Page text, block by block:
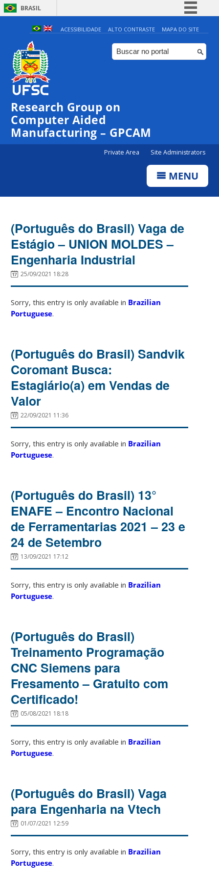
BRASIL
Simplifique!
Comunica BR
Participe
ACESSIBILIDADE ALTO CONTRASTE MAPA DO SITE
Research Group on
Computer Aided
Manufacturing – GPCAM
Private Area Site Administrators
MENU
(Português do Brasil) Vaga de
Estágio – UNION MOLDES –
Engenharia Industrial
25/09/2021 18:28
Sorry, this entry is only available in Brazilian
Portuguese.
(Português do Brasil) Sandvik
Coromant Busca:
Estagiário(a) em Vendas de
Valor
22/09/2021 11:36
Sorry, this entry is only available in Brazilian
Portuguese.
(Português do Brasil) 13°
ENAFE – Encontro Nacional
de Ferramentarias 2021 – 23 e
24 de Setembro
13/09/2021 17:12
Sorry, this entry is only available in Brazilian
Portuguese.
(Português do Brasil)
Treinamento Programação
CNC Siemens para
Fresamento – Gratuito com
Certificado!
05/08/2021 18:18
Sorry, this entry is only available in Brazilian
Portuguese.
(Português do Brasil) Vaga
para Engenharia na Vtech
01/07/2021 12:59
Sorry, this entry is only available in Brazilian
Portuguese.